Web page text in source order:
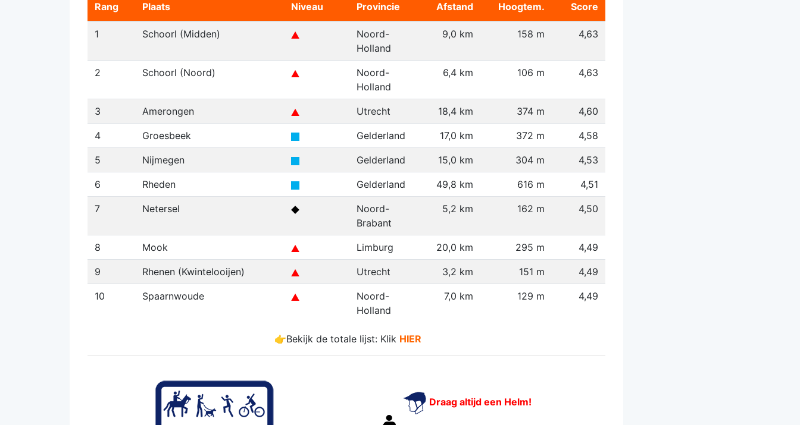
Rang Plaats Niveau Provincie Afstand Hoogtem. Score
1 Schoorl (Midden)
Noord-
Holland
9,0 km 158 m 4,63
2 Schoorl (Noord)
Noord-
Holland
6,4 km 106 m 4,63
3 Amerongen Utrecht 18,4 km 374 m 4,60
4 Groesbeek Gelderland 17,0 km 372 m 4,58
5 Nijmegen Gelderland 15,0 km 304 m 4,53
6 Rheden Gelderland 49,8 km 616 m 4,51
7 Netersel
Noord-
Brabant
5,2 km 162 m 4,50
8 Mook Limburg 20,0 km 295 m 4,49
9 Rhenen (Kwintelooijen) Utrecht 3,2 km 151 m 4,49
10 Spaarnwoude
Noord-
Holland
7,0 km 129 m 4,49
👉Bekijk de totale lijst: Klik HIER
Draag altijd een Helm!